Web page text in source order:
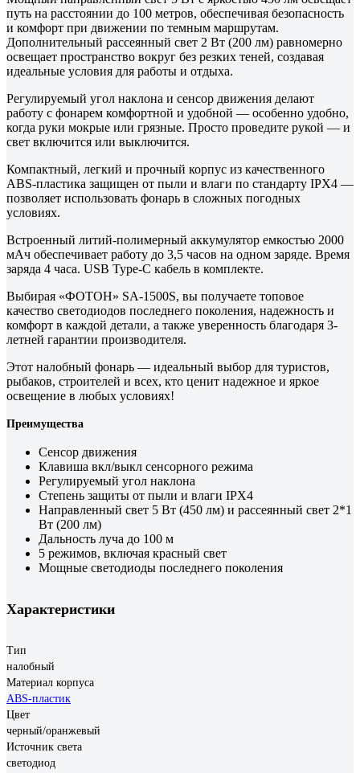
путь на расстоянии до 100 метров, обеспечивая безопасность
и комфорт при движении по темным маршрутам.
Дополнительный рассеянный свет 2 Вт (200 лм) равномерно
освещает пространство вокруг без резких теней, создавая
идеальные условия для работы и отдыха.
Регулируемый угол наклона и сенсор движения делают
работу с фонарем комфортной и удобной — особенно удобно,
когда руки мокрые или грязные. Просто проведите рукой — и
свет включится или выключится.
Компактный, легкий и прочный корпус из качественного
ABS-пластика защищен от пыли и влаги по стандарту IPX4 —
позволяет использовать фонарь в сложных погодных
условиях.
Встроенный литий-полимерный аккумулятор емкостью 2000
мАч обеспечивает работу до 3,5 часов на одном заряде. Время
заряда 4 часа. USB Type-C кабель в комплекте.
Выбирая «ФОТОН» SA-1500S, вы получаете топовое
качество светодиодов последнего поколения, надежность и
комфорт в каждой детали, а также уверенность благодаря 3-
летней гарантии производителя.
Этот налобный фонарь — идеальный выбор для туристов,
рыбаков, строителей и всех, кто ценит надежное и яркое
освещение в любых условиях!
Преимущества
Сенсор движения
Клавиша вкл/выкл сенсорного режима
Регулируемый угол наклона
Степень защиты от пыли и влаги IPX4
Направленный свет 5 Вт (450 лм) и рассеянный свет 2*1
Вт (200 лм)
Дальность луча до 100 м
5 режимов, включая красный свет
Мощные светодиоды последнего поколения
Характеристики
Тип
налобный
Материал корпуса
ABS-пластик
Цвет
черный/оранжевый
Источник света
светодиод